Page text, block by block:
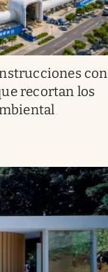
con
recortan los